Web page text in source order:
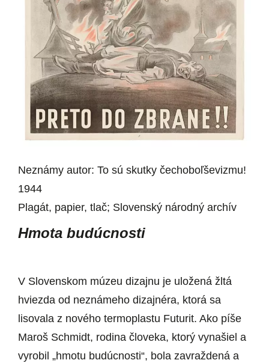
Neznámy autor: To sú skutky čechoboľševizmu!
1944
Plagát, papier, tlač; Slovenský národný archív
Hmota budúcnosti
V Slovenskom múzeu dizajnu je uložená žltá
hviezda od neznámeho dizajnéra, ktorá sa
lisovala z nového termoplastu Futurit. Ako píše
Maroš Schmidt, rodina človeka, ktorý vynašiel a
vyrobil „hmotu budúcnosti“, bola zavraždená a